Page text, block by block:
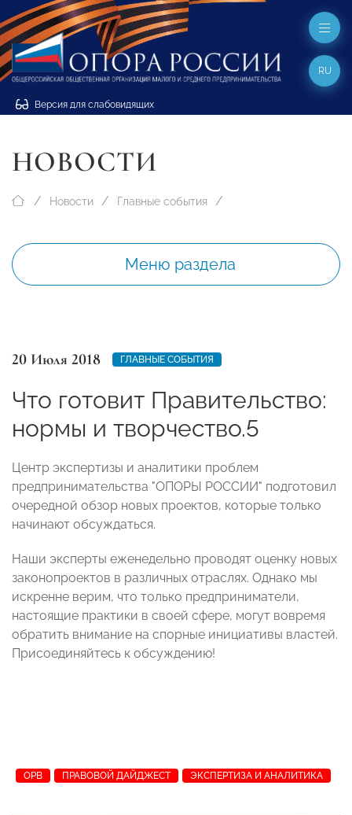
Версия для слабовидящих
RU
НОВОСТИ
Новости Главные события
Меню раздела
20 Июля 2018 ГЛАВНЫЕ СОБЫТИЯ
Что готовит Правительство:
нормы и творчество.5
Центр экспертизы и аналитики проблем
предпринимательства "ОПОРЫ РОССИИ" подготовил
очередной обзор новых проектов, которые только
начинают обсуждаться.
Наши эксперты еженедельно проводят оценку новых
законопроектов в различных отраслях. Однако мы
искренне верим, что только предприниматели,
настоящие практики в своей сфере, могут вовремя
обратить внимание на спорные инициативы властей.
Присоединяйтесь к обсуждению!
ОРВ ПРАВОВОЙ ДАЙДЖЕСТ ЭКСПЕРТИЗА И АНАЛИТИКА